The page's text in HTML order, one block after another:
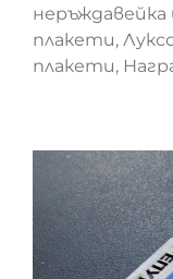
неръждавейка
плакети,
плакети,